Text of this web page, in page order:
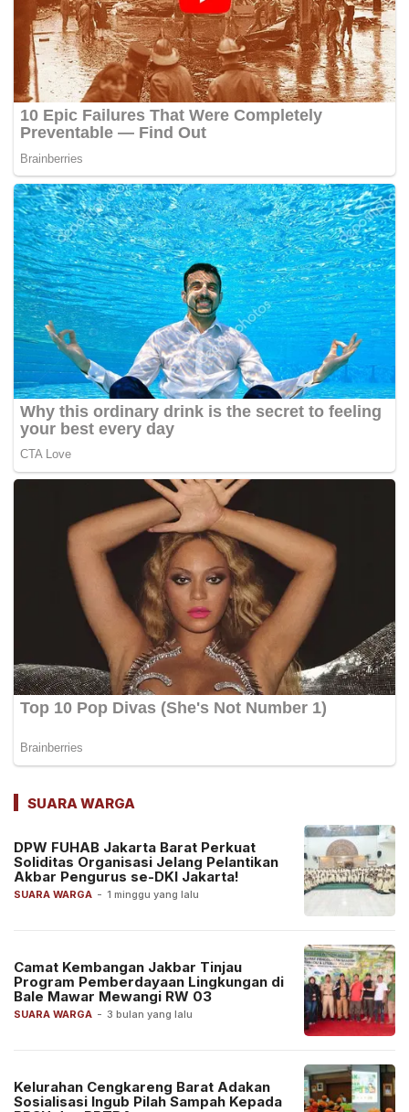
SUARA WARGA
SUARA WARGA - 1 minggu yang lalu
DPW FUHAB Jakarta Barat Perkuat
Soliditas Organisasi Jelang Pelantikan
Akbar Pengurus se-DKI Jakarta!
SUARA WARGA - 3 bulan yang lalu
Camat Kembangan Jakbar Tinjau
Program Pemberdayaan Lingkungan di
Bale Mawar Mewangi RW 03
Kelurahan Cengkareng Barat Adakan
Sosialisasi Ingub Pilah Sampah Kepada